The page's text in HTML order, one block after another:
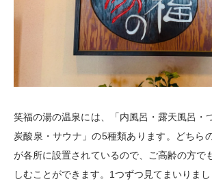
笑福の湯の温泉には、「内風呂・露天風呂・
炭酸泉・サウナ」の5種類あります。どちら
が各所に設置されているので、ご高齢の方で
しむことができます。1つずつ見てまいりまし